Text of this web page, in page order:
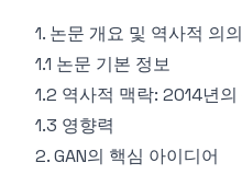
1. 논문 개요 및 역사적 의의
1.1 논문 기본 정보
1.2 역사적 맥락: 2014년
1.3 영향력
2. GAN의 핵심 아이디어